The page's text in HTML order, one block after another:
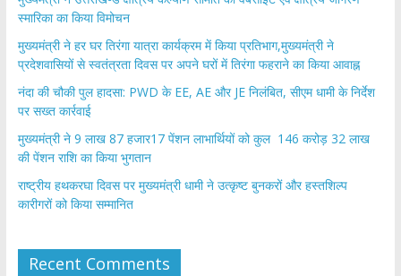
स्मारिका का किया विमोचन
मुख्यमंत्री ने हर घर तिरंगा यात्रा कार्यक्रम में किया प्रतिभाग,मुख्यमंत्री ने
प्रदेशवासियों से स्वतंत्रता दिवस पर अपने घरों में तिरंगा फहराने का किया आवाह्न
नंदा की चौकी पुल हादसा: PWD के EE, AE और JE निलंबित, सीएम धामी के निर्देश
पर सख्त कार्रवाई
मुख्यमंत्री ने 9 लाख 87 हजार17 पेंशन लाभार्थियों को कुल 146 करोड़ 32 लाख
की पेंशन राशि का किया भुगतान
राष्ट्रीय हथकरघा दिवस पर मुख्यमंत्री धामी ने उत्कृष्ट बुनकरों और हस्तशिल्प
कारीगरों को किया सम्मानित
Recent Comments